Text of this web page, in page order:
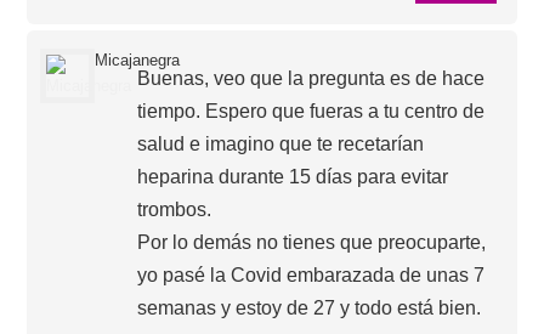
Micajanegra
Buenas, veo que la pregunta es de hace
tiempo. Espero que fueras a tu centro de
salud e imagino que te recetarían
heparina durante 15 días para evitar
trombos.
Por lo demás no tienes que preocuparte,
yo pasé la Covid embarazada de unas 7
semanas y estoy de 27 y todo está bien.